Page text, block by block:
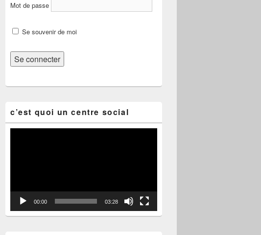
Mot de passe
Se souvenir de moi
c’est quoi un centre social
00:00 03:28